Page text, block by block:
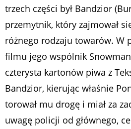
trzech części był Bandzior
przemytnik, który zajmował
różnego rodzaju towarów. W
filmu jego wspólnik
czterysta kartonów piwa z
Bandzior, kierując właśnie
torował mu drogę i miał za
uwagę policji od głównego,